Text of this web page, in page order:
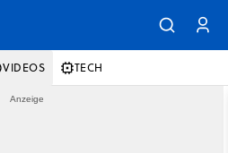
VIDEOS TECH